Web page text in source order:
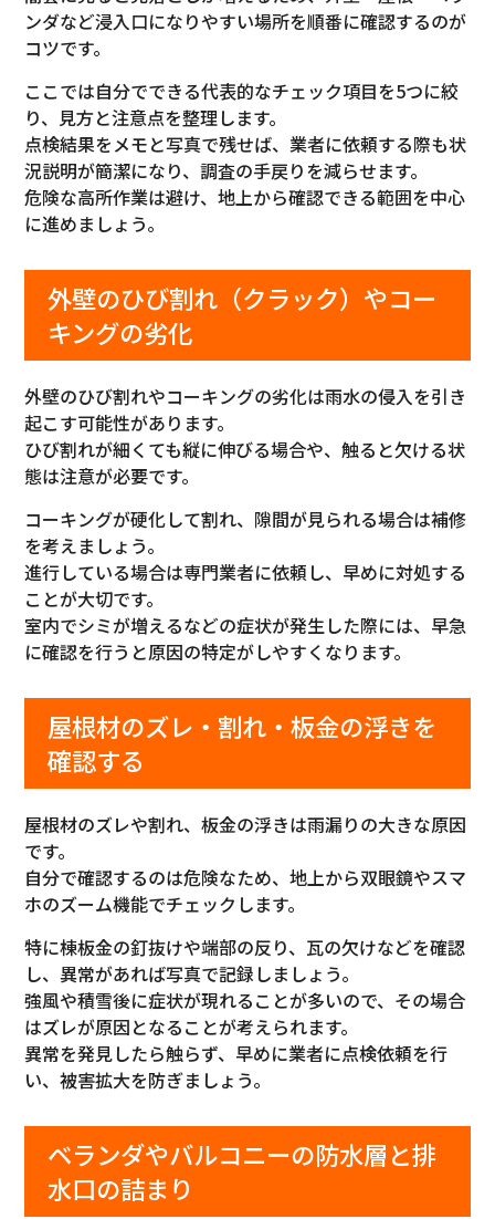
ンダなど浸入口になりやすい場所を順番に確認するのが
コツです。
ここでは自分でできる代表的なチェック項目を5つに絞
り、見方と注意点を整理します。
点検結果をメモと写真で残せば、業者に依頼する際も状
況説明が簡潔になり、調査の手戻りを減らせます。
危険な高所作業は避け、地上から確認できる範囲を中心
に進めましょう。
外壁のひび割れ（クラック）やコー
キングの劣化
外壁のひび割れやコーキングの劣化は雨水の侵入を引き
起こす可能性があります。
ひび割れが細くても縦に伸びる場合や、触ると欠ける状
態は注意が必要です。
コーキングが硬化して割れ、隙間が見られる場合は補修
を考えましょう。
進行している場合は専門業者に依頼し、早めに対処する
ことが大切です。
室内でシミが増えるなどの症状が発生した際には、早急
に確認を行うと原因の特定がしやすくなります。
屋根材のズレ・割れ・板金の浮きを
確認する
屋根材のズレや割れ、板金の浮きは雨漏りの大きな原因
です。
自分で確認するのは危険なため、地上から双眼鏡やスマ
ホのズーム機能でチェックします。
特に棟板金の釘抜けや端部の反り、瓦の欠けなどを確認
し、異常があれば写真で記録しましょう。
強風や積雪後に症状が現れることが多いので、その場合
はズレが原因となることが考えられます。
異常を発見したら触らず、早めに業者に点検依頼を行
い、被害拡大を防ぎましょう。
ベランダやバルコニーの防水層と排
水口の詰まり